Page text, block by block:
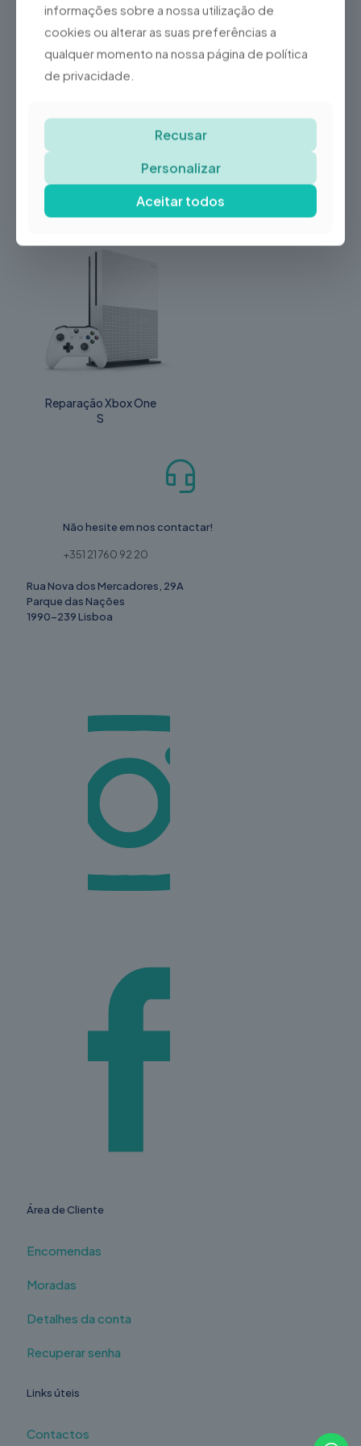
Reparação iPhone 5S
Reparação
PlayStation 4 Slim
Reparação Xbox One
S
Não hesite em nos contactar!
+351 21 760 92 20
Rua Nova dos Mercadores, 29A
Parque das Nações
1990-239 Lisboa
Área de Cliente
Encomendas
Moradas
Detalhes da conta
Recuperar senha
Links úteis
Contactos
informações sobre a nossa utilização de
cookies ou alterar as suas preferências a
qualquer momento na nossa página de política
de privacidade.
Recusar
Personalizar
Aceitar todos